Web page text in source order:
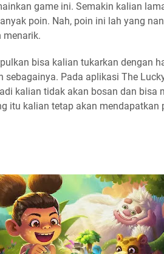
game ini. Semakin kalian
poin. Nah, poin ini lah yang
menarik.
bisa kalian tukarkan dengan
sebagainya. Pada aplikasi The
kalian tidak akan bosan dan bisa
itu kalian tetap akan mendapatkan